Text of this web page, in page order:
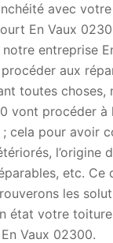
avec
En Vaux
entreprise
aux
toutes choses,
vont procéder à
cela pour avoir
l’origine
etc. Ce
les
état votre
Vaux 02300.